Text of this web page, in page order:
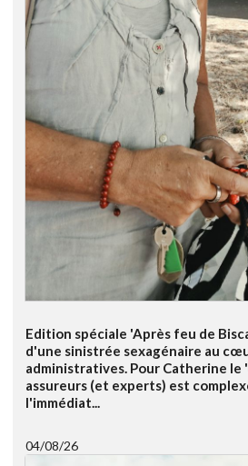
Edition spéciale 'Après feu de
d'une sinistrée sexagénaire au
administratives. Pour Catherine le
assureurs (et experts) est
l'immédiat...
04/08/26